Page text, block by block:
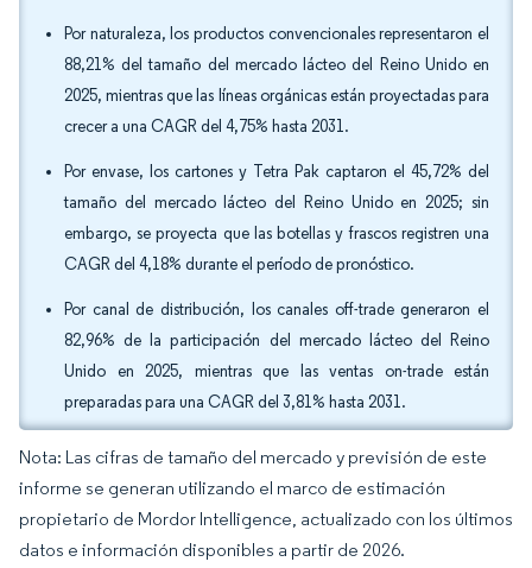
Por naturaleza, los productos convencionales representaron el
88,21% del tamaño del mercado lácteo del Reino Unido en
2025, mientras que las líneas orgánicas están proyectadas para
crecer a una CAGR del 4,75% hasta 2031.
Por envase, los cartones y Tetra Pak captaron el 45,72% del
tamaño del mercado lácteo del Reino Unido en 2025; sin
embargo, se proyecta que las botellas y frascos registren una
CAGR del 4,18% durante el período de pronóstico.
Por canal de distribución, los canales off-trade generaron el
82,96% de la participación del mercado lácteo del Reino
Unido en 2025, mientras que las ventas on-trade están
preparadas para una CAGR del 3,81% hasta 2031.
Nota: Las cifras de tamaño del mercado y previsión de este
informe se generan utilizando el marco de estimación
propietario de Mordor Intelligence, actualizado con los últimos
datos e información disponibles a partir de 2026.